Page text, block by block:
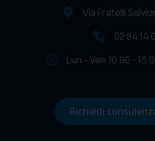
Via Fratelli
02 84 14
Lun - Ven 10.00 -
Richiedi